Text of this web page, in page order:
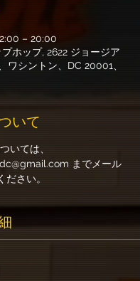
– 20:00
ホップ, 2622 ジョージア
ワシントン、DC 20001、
いて
いては、
までメール
ださい。